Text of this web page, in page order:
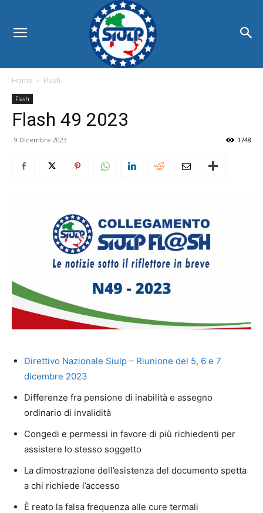
Home Flash
Flash
Flash 49 2023
9 Dicembre 2023 1748
Direttivo Nazionale Siulp – Riunione del 5, 6 e 7
dicembre 2023
Differenze fra pensione di inabilità e assegno
ordinario di invalidità
Congedi e permessi in favore di più richiedenti per
assistere lo stesso soggetto
La dimostrazione dell’esistenza del documento spetta
a chi richiede l’accesso
È reato la falsa frequenza alle cure termali